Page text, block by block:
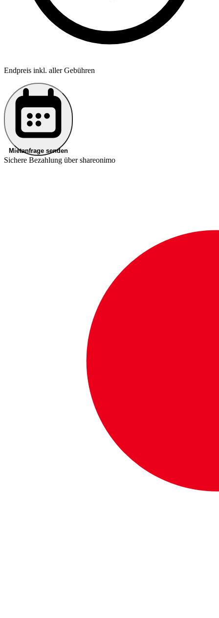
Endpreis inkl. aller Gebühren
Mietanfrage senden
Sichere Bezahlung über shareonimo